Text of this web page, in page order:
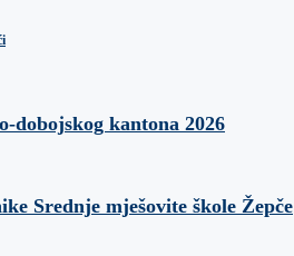
dobojskog kantona 2026
Srednje mješovite škole Žepče